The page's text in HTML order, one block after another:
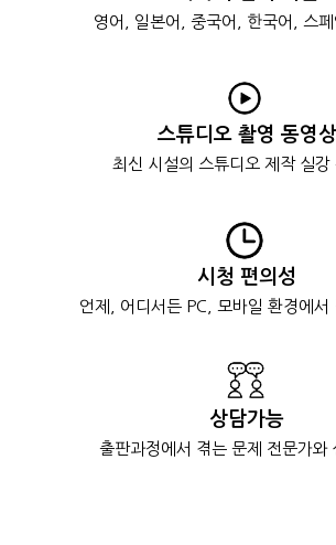
영어, 일본어, 중국어, 한국어, 스페
스튜디오 촬영 동영상
최신 시설의 스튜디오 제작 실강
시청 편의성
언제, 어디서든 PC, 모바일 환경에서
상담가능
출판과정에서 겪는 문제 전문가와